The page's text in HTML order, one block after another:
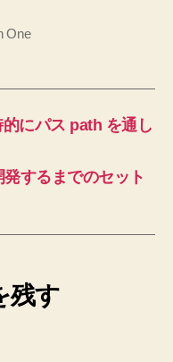
One
にパス path を通し
するまでのセット
残す